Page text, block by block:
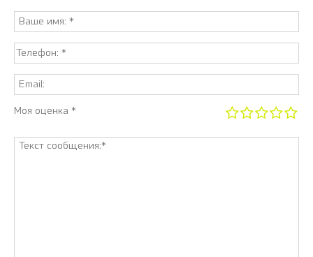
Моя оценка *